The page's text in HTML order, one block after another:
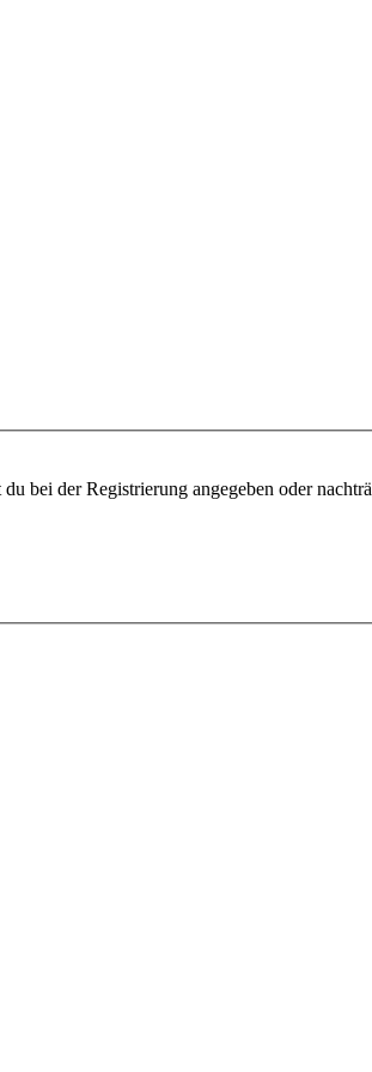
bei der Registrierung angegeben oder